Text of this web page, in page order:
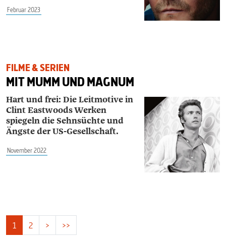
Februar 2023
FILME & SERIEN
MIT MUMM UND MAGNUM
Hart und frei: Die Leitmotive in
Clint Eastwoods Werken
spiegeln die Sehnsüchte und
Ängste der US-Gesellschaft.
November 2022
1 2 > >>